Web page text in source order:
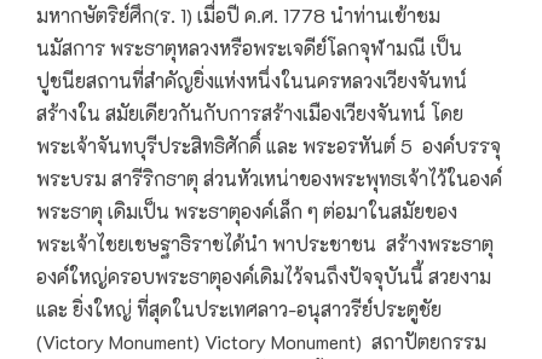
มหากษัตริย์ศึก(ร. 1) เมื่อปี ค.ศ. 1778 นำท่านเข้าชม
นมัสการ พระธาตุหลวงหรือพระเจดีย์โลกจุฬามณี เป็น
ปูชนียสถานที่สำคัญยิ่งแห่งหนึ่งในนครหลวงเวียงจันทน์
สร้างใน สมัยเดียวกันกับการสร้างเมืองเวียงจันทน์ โดย
พระเจ้าจันทบุรีประสิทธิศักดิ์ และ พระอรหันต์ 5 องค์บรรจุ
พระบรม สารีริกธาตุ ส่วนหัวเหน่าของพระพุทธเจ้าไว้ในองค์
พระธาตุ เดิมเป็น พระธาตุองค์เล็ก ๆ ต่อมาในสมัยของ
พระเจ้าไชยเชษฐาธิราชได้นำ พาประชาชน สร้างพระธาตุ
องค์ใหญ่ครอบพระธาตุองค์เดิมไว้จนถึงปัจจุบันนี้ สวยงาม
และ ยิ่งใหญ่ ที่สุดในประเทศลาว-อนุสาวรีย์ประตูชัย
(Victory Monument) Victory Monument) สถาปัตยกรรม